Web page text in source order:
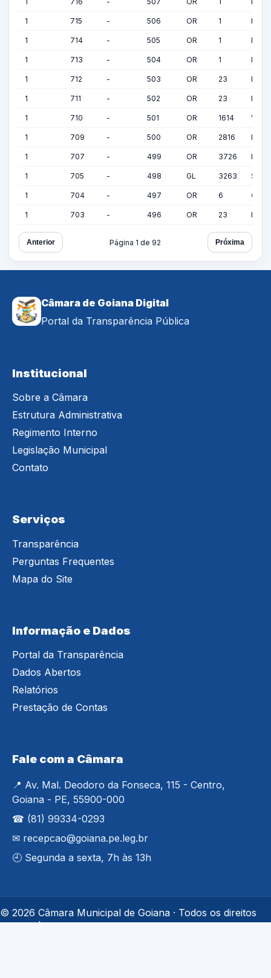
1 715 - 506 OR 1
1 714 - 505 OR 1
1 713 - 504 OR 1
1 712 - 503 OR 23
1 711 - 502 OR 23
1 710 - 501 OR 1614
1 709 - 500 OR 2816
1 707 - 499 OR 3726
1 705 - 498 GL 3263
1 704 - 497 OR 6
1 703 - 496 OR 23
Anterior Página 1 de 92 Próxima
Câmara de Goiana Digital
Portal da Transparência Pública
Institucional
Sobre a Câmara
Estrutura Administrativa
Regimento Interno
Legislação Municipal
Contato
Serviços
Transparência
Perguntas Frequentes
Mapa do Site
Informação e Dados
Portal da Transparência
Dados Abertos
Relatórios
Prestação de Contas
Fale com a Câmara
📍 Av. Mal. Deodoro da Fonseca, 115 - Centro,
Goiana - PE, 55900-000
☎ (81) 99334-0293
✉ recepcao@goiana.pe.leg.br
🕘 Segunda a sexta, 7h às 13h
© 2026 Câmara Municipal de Goiana · Todos os direitos
reservados